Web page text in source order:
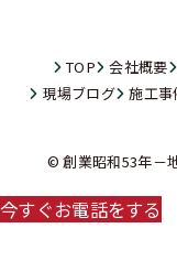
TOP 会社概要
現場ブログ
施工事
© 創業昭和53年－
今すぐお電話をする